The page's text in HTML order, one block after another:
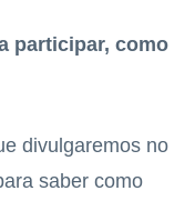
participar, como
divulgaremos no
saber como